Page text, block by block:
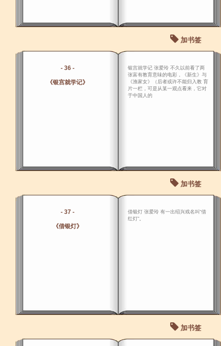
加书签
- 36 -
《银宫就学记》
银宫就学记 张爱玲 不久以前看了两
张富有教育意味的电彩，《新生》与
《渔家女》（后者或许不能归入教 育
片一栏，可是从某一观点看来，它对
于中国人的
加书签
- 37 -
《借银灯》
借银灯 张爱玲 有一出绍兴戏名叫“借
红灯”。
加书签